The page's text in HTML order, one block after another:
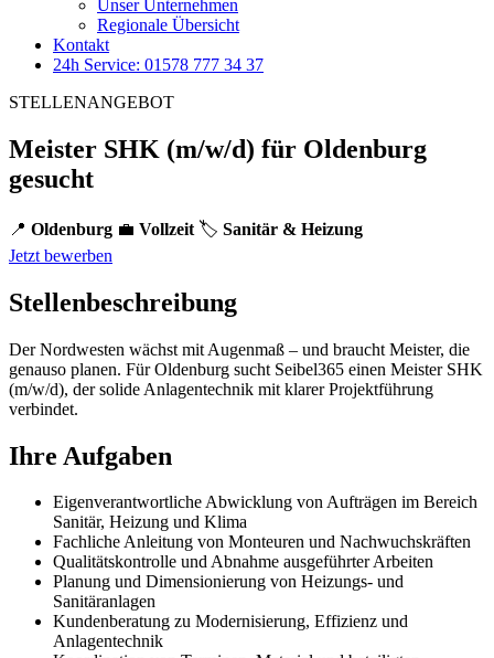
Unser Unternehmen
Regionale Übersicht
Kontakt
24h Service: 01578 777 34 37
STELLENANGEBOT
Meister SHK (m/w/d) für Oldenburg
gesucht
📍 Oldenburg 💼 Vollzeit 🏷️ Sanitär & Heizung
Jetzt bewerben
Stellenbeschreibung
Der Nordwesten wächst mit Augenmaß – und braucht Meister, die
genauso planen. Für Oldenburg sucht Seibel365 einen Meister SHK
(m/w/d), der solide Anlagentechnik mit klarer Projektführung
verbindet.
Ihre Aufgaben
Eigenverantwortliche Abwicklung von Aufträgen im Bereich
Sanitär, Heizung und Klima
Fachliche Anleitung von Monteuren und Nachwuchskräften
Qualitätskontrolle und Abnahme ausgeführter Arbeiten
Planung und Dimensionierung von Heizungs- und
Sanitäranlagen
Kundenberatung zu Modernisierung, Effizienz und
Anlagentechnik